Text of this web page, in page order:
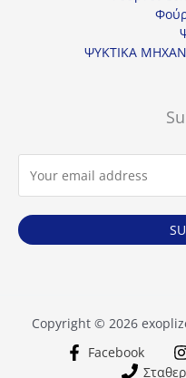
ΨΥΚΤΙΚΑ
Copyright © 2026
Facebook